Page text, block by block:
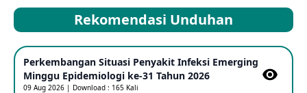
Mpox Clade 1b di Taiwan
25 May 2026
Rekomendasi Unduhan
Perkembangan Situasi Penyakit Infeksi Emerging
Minggu Epidemiologi ke-31 Tahun 2026
09 Aug 2026 | Download : 165 Kali